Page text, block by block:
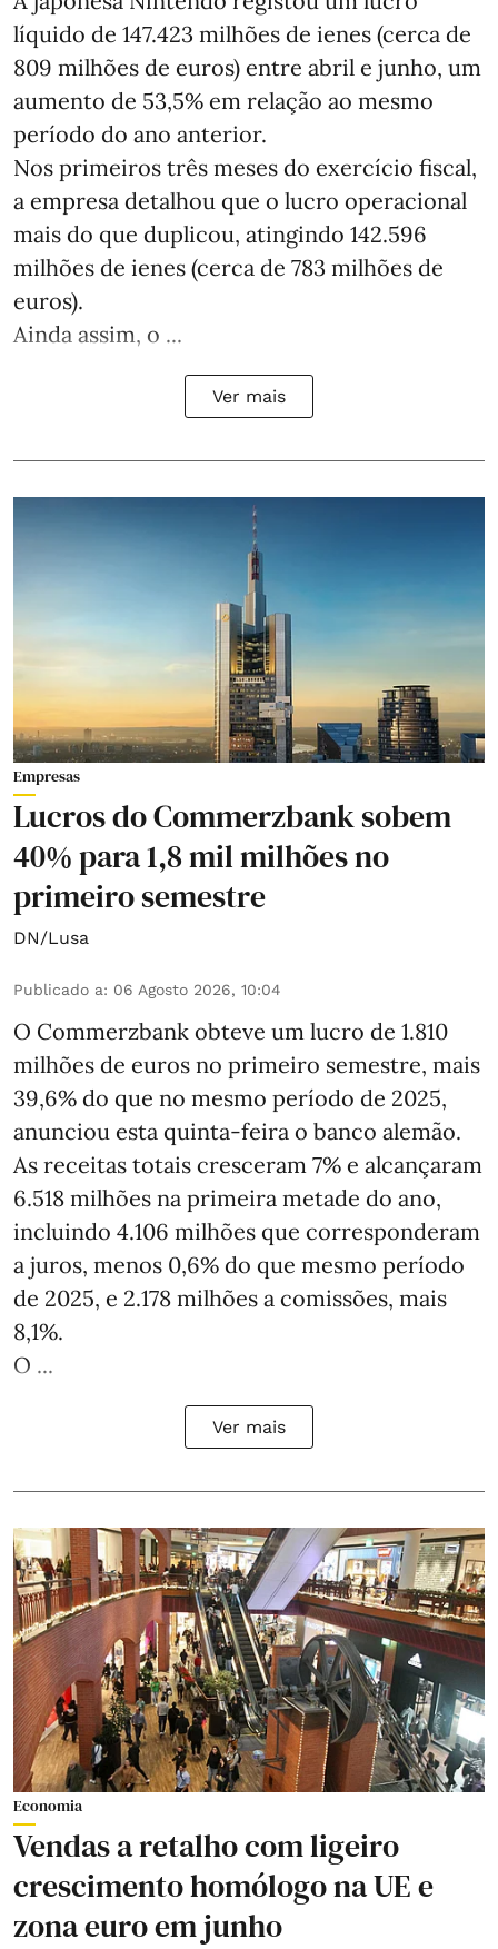
líquido de 147.423 milhões de ienes (cerca de
809 milhões de euros) entre abril e junho, um
aumento de 53,5% em relação ao mesmo
período do ano anterior.
Nos primeiros três meses do exercício fiscal,
a empresa detalhou que o lucro operacional
mais do que duplicou, atingindo 142.596
milhões de ienes (cerca de 783 milhões de
euros).
Ainda assim, o ...
Ver mais
Empresas
Lucros do Commerzbank sobem
40% para 1,8 mil milhões no
primeiro semestre
DN/Lusa
Publicado a: 06 Agosto 2026, 10:04
O Commerzbank obteve um lucro de 1.810
milhões de euros no primeiro semestre, mais
39,6% do que no mesmo período de 2025,
anunciou esta quinta-feira o banco alemão.
As receitas totais cresceram 7% e alcançaram
6.518 milhões na primeira metade do ano,
incluindo 4.106 milhões que corresponderam
a juros, menos 0,6% do que mesmo período
de 2025, e 2.178 milhões a comissões, mais
8,1%.
O ...
Ver mais
Economia
Vendas a retalho com ligeiro
crescimento homólogo na UE e
zona euro em junho